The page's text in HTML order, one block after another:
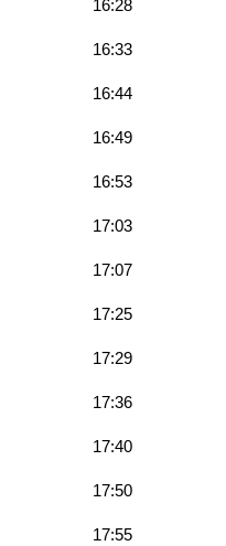
16:28
16:33
16:44
16:49
16:53
17:03
17:07
17:25
17:29
17:36
17:40
17:50
17:55